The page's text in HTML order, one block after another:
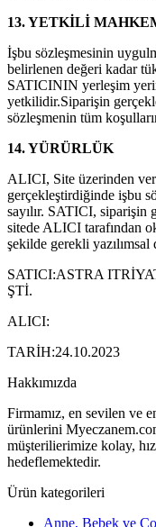
13. YETKİLİ
İşbu sözleşmesinin
belirlenen değeri kadar
SATICININ yerleşim
yetkilidir.Siparişin
sözleşmenin tüm
14. YÜRÜRLÜK
ALICI, Site üzerinden
gerçekleştirdiğinde işbu
sayılır. SATICI, siparişin
sitede ALICI tarafından
şekilde gerekli
SATICI:ASTRA
ŞTİ.
ALICI:
TARİH:24.10.2023
Hakkımızda
Firmamız, en sevilen ve
ürünlerini
müşterilierimize kolay,
hedeflemektedir.
Ürün kategorileri
Anne, Bebek ve